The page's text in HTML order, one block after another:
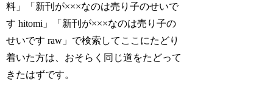
料」「新刊が×××なのは売り子のせいで
す hitomi」「新刊が×××なのは売り子の
せいです raw」で検索してここにたどり
着いた方は、おそらく同じ道をたどって
きたはずです。